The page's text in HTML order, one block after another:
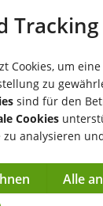
Tracking
Cookies, um
zu
sind für den
Cookies
zu analysieren